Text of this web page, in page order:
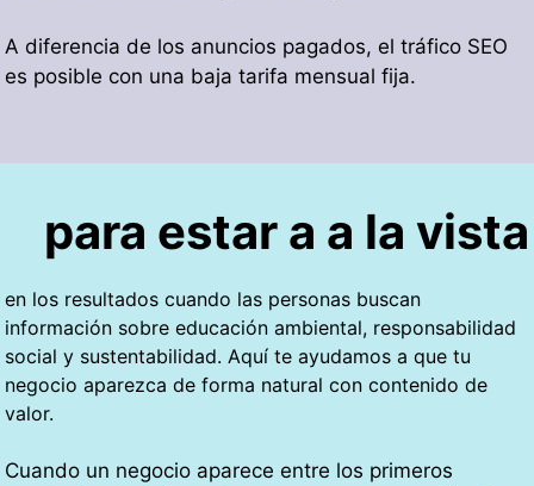
A diferencia de los anuncios pagados, el tráfico SEO
es posible con una baja tarifa mensual fija.
para estar a a la vista
en los resultados cuando las personas buscan
información sobre educación ambiental, responsabilidad
social y sustentabilidad. Aquí te ayudamos a que tu
negocio aparezca de forma natural con contenido de
valor.
Cuando un negocio aparece entre los primeros